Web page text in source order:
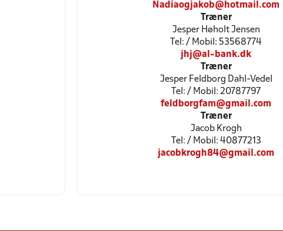
Nadiaogjakob@hotmail.com
Træner
Jesper Høholt Jensen
Tel: / Mobil: 53568774
jhj@al-bank.dk
Træner
Jesper Feldborg Dahl-Vedel
Tel: / Mobil: 20787797
feldborgfam@gmail.com
Træner
Jacob Krogh
Tel: / Mobil: 40877213
jacobkrogh84@gmail.com